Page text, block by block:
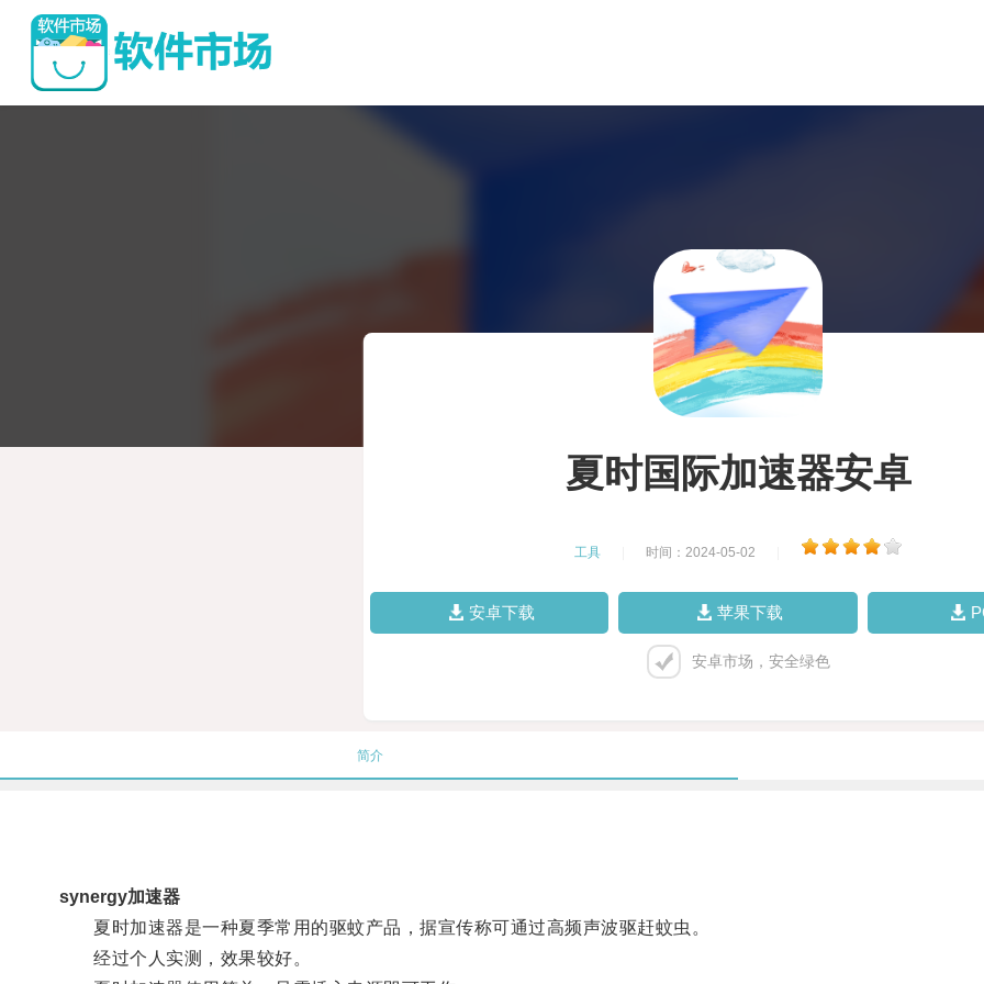
夏时国际加速器安卓
工具 时间：2024-05-02
安卓下载 苹果下载
安卓市场，安全绿色
简介
synergy加速器
夏时加速器是一种夏季常用的驱蚊产品，据宣传称可通过高频声波驱赶蚊虫。
经过个人实测，效果较好。